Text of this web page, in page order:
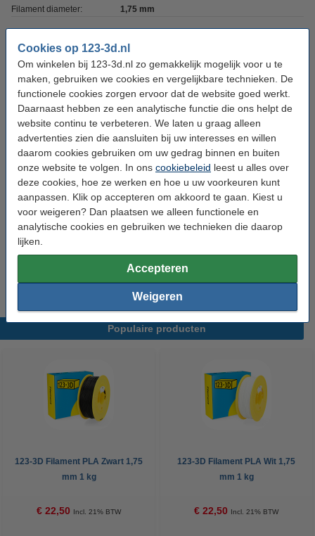
Cookies op 123-3d.nl
Om winkelen bij 123-3d.nl zo gemakkelijk mogelijk voor u te
maken, gebruiken we cookies en vergelijkbare technieken. De
functionele cookies zorgen ervoor dat de website goed werkt.
Daarnaast hebben ze een analytische functie die ons helpt de
website continu te verbeteren. We laten u graag alleen
advertenties zien die aansluiten bij uw interesses en willen
daarom cookies gebruiken om uw gedrag binnen en buiten
onze website te volgen. In ons cookiebeleid leest u alles over
deze cookies, hoe ze werken en hoe u uw voorkeuren kunt
aanpassen. Klik op accepteren om akkoord te gaan. Kiest u
voor weigeren? Dan plaatsen we alleen functionele en
analytische cookies en gebruiken we technieken die daarop
lijken.
Accepteren
Weigeren
Filament diameter: 1,75 mm
Printtemperatuur:
Heated bed temp: 0 - 50 °C
± 0,05 mm
Rondheid: >95%
Dichtheid: 1,3 g/cm³
Spoel buitendiameter: Ø 20,0 cm
Spoel binnendiameter: Ø 5,2 cm
Spoel breedte: 6,8 cm
Gewicht lege spoel:
DHM00112
Populaire producten
123-3D Filament PLA Zwart 1,75
mm 1 kg
€ 22,50 Incl. 21% BTW
123-3D Filament PLA Wit 1,75
mm 1 kg
€ 22,50 Incl. 21% BTW